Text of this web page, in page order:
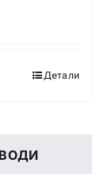
Детали